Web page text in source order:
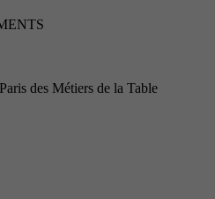
des Métiers de la Table